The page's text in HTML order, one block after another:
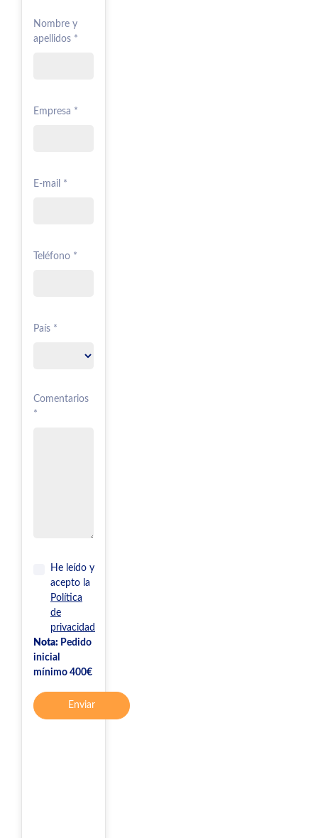
Nombre y
apellidos *
Empresa *
E-mail *
Teléfono *
País *
Comentarios
*
He leído y
acepto la
Política
de
privacidad
Nota: Pedido
inicial
mínimo 400€
Enviar